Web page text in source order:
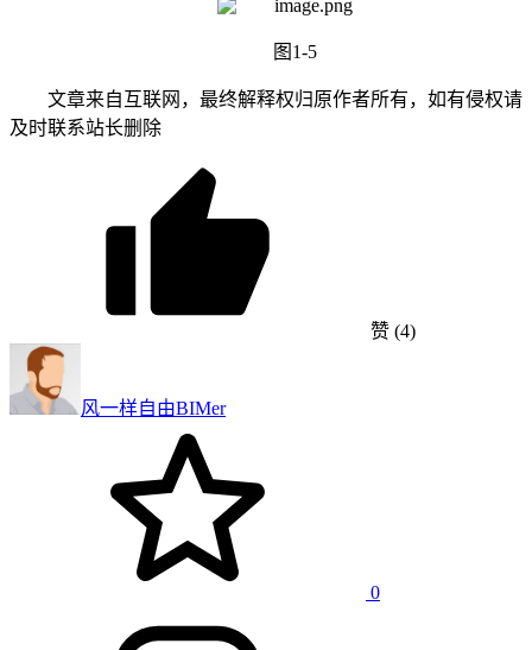
图1-5
文章来自互联网，最终解释权归原作者所有，如有侵权请
及时联系站长删除
赞 (4)
风一样自由BIMer
0